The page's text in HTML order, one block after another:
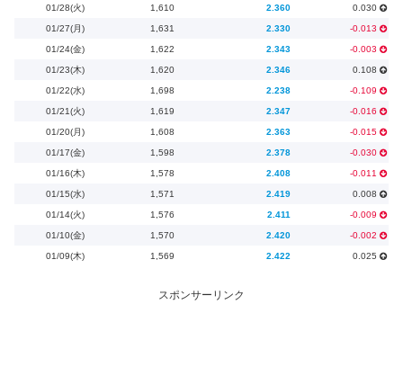
01/28(火) 1,610 2.360 0.030
01/27(月) 1,631 2.330 -0.013
01/24(金) 1,622 2.343 -0.003
01/23(木) 1,620 2.346 0.108
01/22(水) 1,698 2.238 -0.109
01/21(火) 1,619 2.347 -0.016
01/20(月) 1,608 2.363 -0.015
01/17(金) 1,598 2.378 -0.030
01/16(木) 1,578 2.408 -0.011
01/15(水) 1,571 2.419 0.008
01/14(火) 1,576 2.411 -0.009
01/10(金) 1,570 2.420 -0.002
01/09(木) 1,569 2.422 0.025
スポンサーリンク